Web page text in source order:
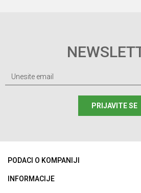
PRIJAVITE SE
PODACI O KOMPANIJI
ABC SPORTING d.o.o.
INFORMACIJE